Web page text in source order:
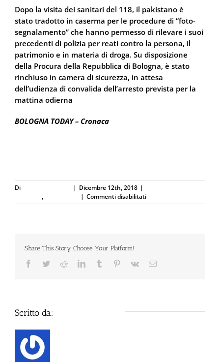
Dopo la visita dei sanitari del 118, il pakistano è
stato tradotto in caserma per le procedure di “foto-
segnalamento” che hanno permesso di rilevare i suoi
precedenti di polizia per reati contro la persona, il
patrimonio e in materia di droga. Su disposizione
della Procura della Repubblica di Bologna, è stato
rinchiuso in camera di sicurezza, in attesa
dell’udienza di convalida dell’arresto prevista per la
mattina odierna
BOLOGNA TODAY – Cronaca
Di | Dicembre 12th, 2018 |
, | Commenti disabilitatisu
Centro:
fuori
Share This Story, Choose Your Platform!
Facebook
TwitterRedditLinkedInTumblr Pinterest
Vk Email
Scritto da: